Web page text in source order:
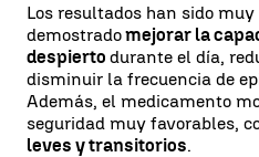
Los resultados han sido muy
demostradomejorar la
despierto durante el día,
disminuir la frecuencia de
Además, el medicamento
seguridad muy favorables,
leves y transitorios.